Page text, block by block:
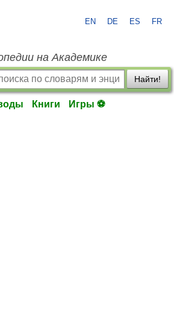
EN DE ES FR
на Академике
Найти!
Книги Игры ⚽